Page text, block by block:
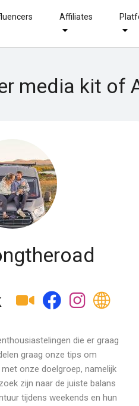
Affiliates
media kit of
die er graag
graag onze tips om
onze doelgroep, namelijk
zijn naar de juiste balans
tijdens weekends en hun